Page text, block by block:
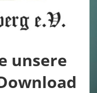
unsere